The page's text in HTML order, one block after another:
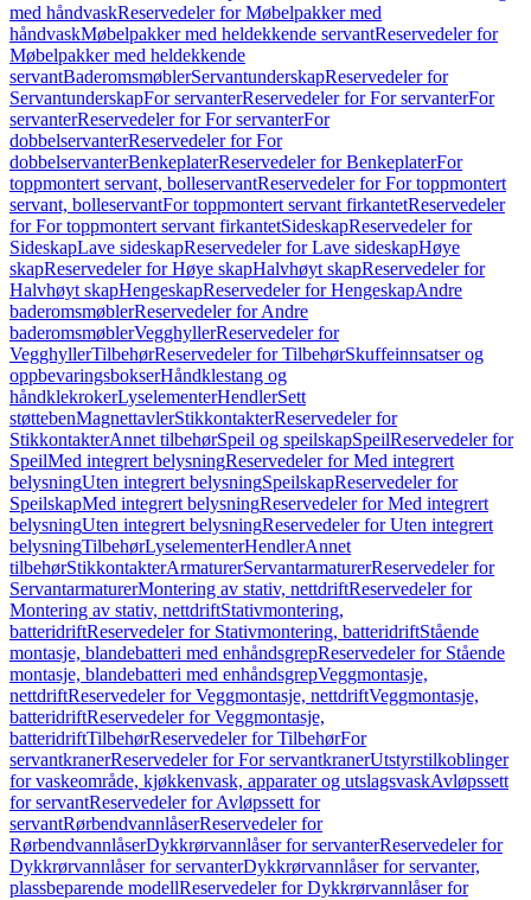
med håndvaskReservedeler for Møbelpakker med
håndvaskMøbelpakker med heldekkende servantReservedeler for
Møbelpakker med heldekkende
servantBaderomsmøblerServantunderskapReservedeler for
ServantunderskapFor servanterReservedeler for For servanterFor
servanterReservedeler for For servanterFor
dobbelservanterReservedeler for For
dobbelservanterBenkeplaterReservedeler for BenkeplaterFor
toppmontert servant, bolleservantReservedeler for For toppmontert
servant, bolleservantFor toppmontert servant firkantetReservedeler
for For toppmontert servant firkantetSideskapReservedeler for
SideskapLave sideskapReservedeler for Lave sideskapHøye
skapReservedeler for Høye skapHalvhøyt skapReservedeler for
Halvhøyt skapHengeskapReservedeler for HengeskapAndre
baderomsmøblerReservedeler for Andre
baderomsmøblerVegghyllerReservedeler for
VegghyllerTilbehørReservedeler for TilbehørSkuffeinnsatser og
oppbevaringsbokserHåndklestang og
håndklekrokerLyselementerHendlerSett
støttebenMagnettavlerStikkontakterReservedeler for
StikkontakterAnnet tilbehørSpeil og speilskapSpeilReservedeler for
SpeilMed integrert belysningReservedeler for Med integrert
belysningUten integrert belysningSpeilskapReservedeler for
SpeilskapMed integrert belysningReservedeler for Med integrert
belysningUten integrert belysningReservedeler for Uten integrert
belysningTilbehørLyselementerHendlerAnnet
tilbehørStikkontakterArmaturerServantarmaturerReservedeler for
ServantarmaturerMontering av stativ, nettdriftReservedeler for
Montering av stativ, nettdriftStativmontering,
batteridriftReservedeler for Stativmontering, batteridriftStående
montasje, blandebatteri med enhåndsgrepReservedeler for Stående
montasje, blandebatteri med enhåndsgrepVeggmontasje,
nettdriftReservedeler for Veggmontasje, nettdriftVeggmontasje,
batteridriftReservedeler for Veggmontasje,
batteridriftTilbehørReservedeler for TilbehørFor
servantkranerReservedeler for For servantkranerUtstyrstilkoblinger
for vaskeområde, kjøkkenvask, apparater og utslagsvaskAvløpssett
for servantReservedeler for Avløpssett for
servantRørbendvannlåserReservedeler for
RørbendvannlåserDykkrørvannlåser for servanterReservedeler for
Dykkrørvannlåser for servanterDykkrørvannlåser for servanter,
plassbeparende modellReservedeler for Dykkrørvannlåser for